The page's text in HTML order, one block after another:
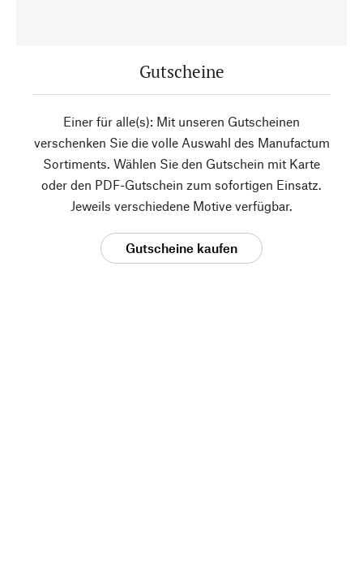
Gutscheine
Einer für alle(s): Mit unseren Gutscheinen
verschenken Sie die volle Auswahl des Manufactum
Sortiments. Wählen Sie den Gutschein mit Karte
oder den PDF-Gutschein zum sofortigen Einsatz.
Jeweils verschiedene Motive verfügbar.
Gutscheine kaufen